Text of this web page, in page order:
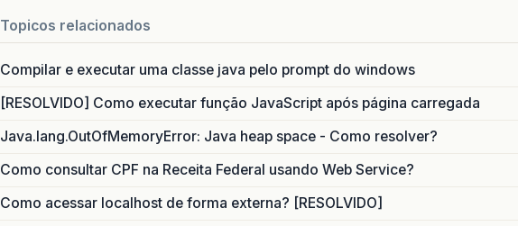
Topicos relacionados
Compilar e executar uma classe java pelo prompt do windows
[RESOLVIDO] Como executar função JavaScript após página carregada
Java.lang.OutOfMemoryError: Java heap space - Como resolver?
Como consultar CPF na Receita Federal usando Web Service?
Como acessar localhost de forma externa? [RESOLVIDO]